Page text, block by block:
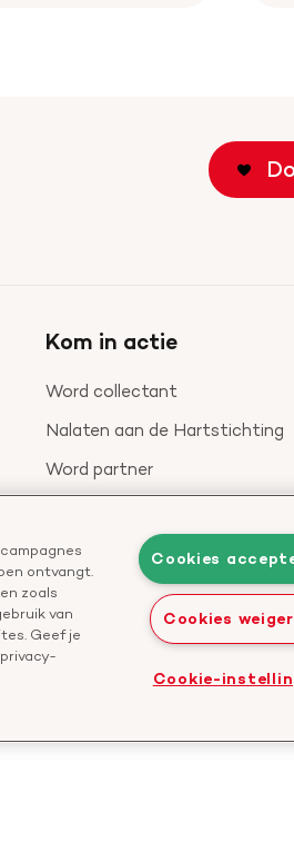
Kom in actie
Word collectant
Nalaten aan de Hartstichting
Word partner
Geef ter nagedachtenis
Start een actie
ontvangt.
zoals
van
Geef je
Cookies
Cookies
Cookie-